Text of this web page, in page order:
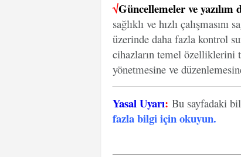
√Güncellemeler ve yazılım
sağlıklı ve hızlı
üzerinde daha fazla kontrol
cihazların temel özelliklerini
yönetmesine ve
Yasal Uyarı: Bu sayfadaki
fazla bilgi için okuyun.